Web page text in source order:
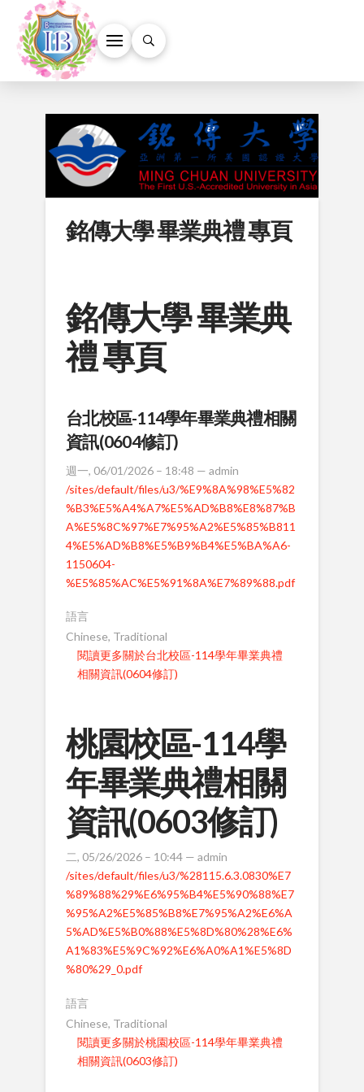
銘傳大學 畢業典禮 專頁
銘傳大學 畢業典
禮 專頁
台北校區-114學年畢業典禮相關
資訊(0604修訂)
週一, 06/01/2026 – 18:48 — admin
/sites/default/files/u3/%E9%8A%98%E5%82
%B3%E5%A4%A7%E5%AD%B8%E8%87%B
A%E5%8C%97%E7%95%A2%E5%85%B811
4%E5%AD%B8%E5%B9%B4%E5%BA%A6-
1150604-
%E5%85%AC%E5%91%8A%E7%89%88.pdf
語言
Chinese, Traditional
閱讀更多關於台北校區-114學年畢業典禮
相關資訊(0604修訂)
桃園校區-114學
年畢業典禮相關
資訊(0603修訂)
二, 05/26/2026 – 10:44 — admin
/sites/default/files/u3/%28115.6.3.0830%E7
%89%88%29%E6%95%B4%E5%90%88%E7
%95%A2%E5%85%B8%E7%95%A2%E6%A
5%AD%E5%B0%88%E5%8D%80%28%E6%
A1%83%E5%9C%92%E6%A0%A1%E5%8D
%80%29_0.pdf
語言
Chinese, Traditional
閱讀更多關於桃園校區-114學年畢業典禮
相關資訊(0603修訂)